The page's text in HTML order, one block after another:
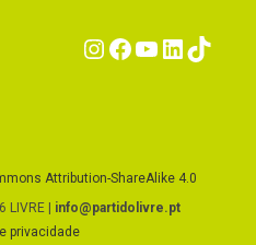
Instagram
Facebook
Attribution-ShareAlike 4.0
LIVRE | info@partidolivre.pt
privacidade